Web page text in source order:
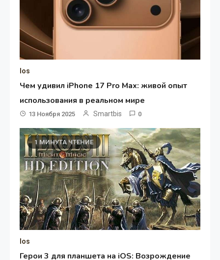
Ios
Чем удивил iPhone 17 Pro Max: живой опыт
использования в реальном мире
13 Ноября 2025 Smartbis 0
1 МИНУТА ЧТЕНИЕ
Ios
Герои 3 для планшета на iOS: Возрождение